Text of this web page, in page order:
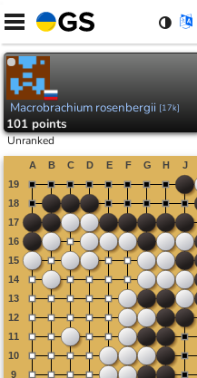
Skip
content
Macrobrachium rosenbergii [17k]
101 points
Unranked